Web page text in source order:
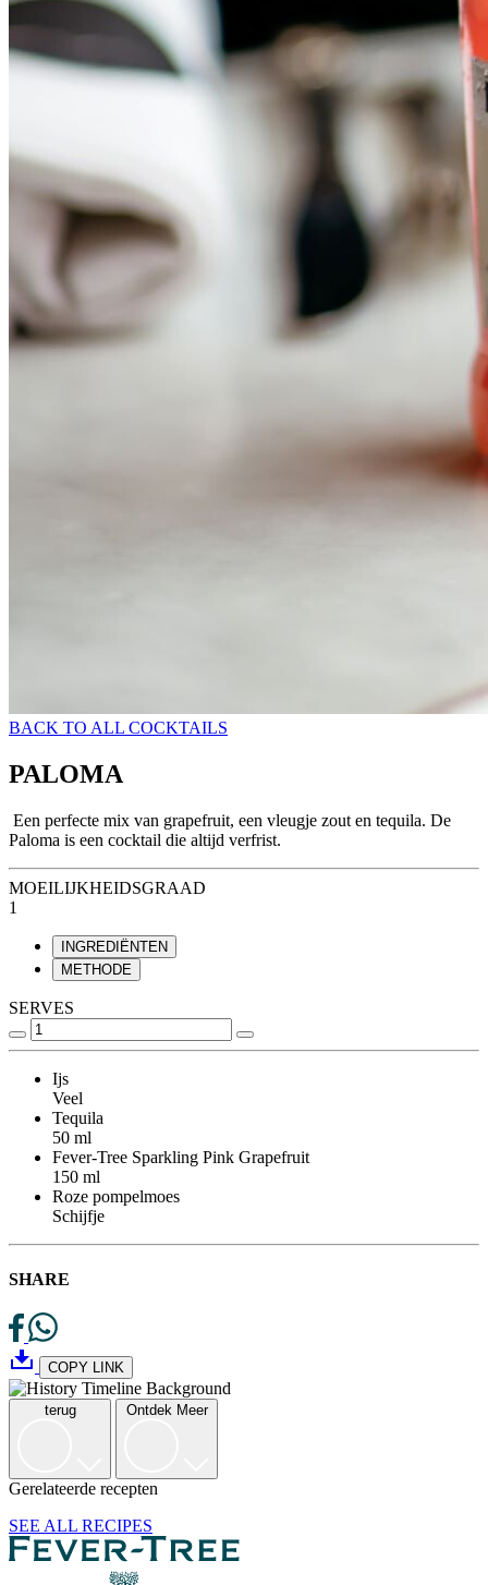
BACK TO ALL COCKTAILS
PALOMA
Een perfecte mix van grapefruit, een vleugje zout en tequila. De
Paloma is een cocktail die altijd verfrist.
MOEILIJKHEIDSGRAAD
1
INGREDIËNTEN
METHODE
SERVES
Ijs
Veel
Tequila
50 ml
Fever-Tree Sparkling Pink Grapefruit
150 ml
Roze pompelmoes
Schijfje
SHARE
COPY LINK
terug Ontdek Meer
Gerelateerde recepten
SEE ALL RECIPES